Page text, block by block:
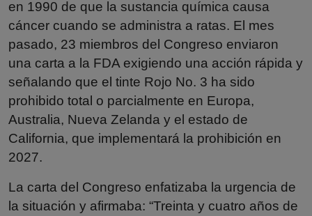
en 1990 de que la sustancia química causa
cáncer cuando se administra a ratas. El mes
pasado, 23 miembros del Congreso enviaron
una carta a la FDA exigiendo una acción rápida y
señalando que el tinte Rojo No. 3 ha sido
prohibido total o parcialmente en Europa,
Australia, Nueva Zelanda y el estado de
California, que implementará la prohibición en
2027.
La carta del Congreso enfatizaba la urgencia de
la situación y afirmaba: “Treinta y cuatro años de